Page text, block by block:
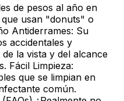
de pesos al año en
usan "donuts" o
Antiderrames: Su
accidentales y
la vista y del alcance
Fácil Limpieza:
que se limpian en
común.